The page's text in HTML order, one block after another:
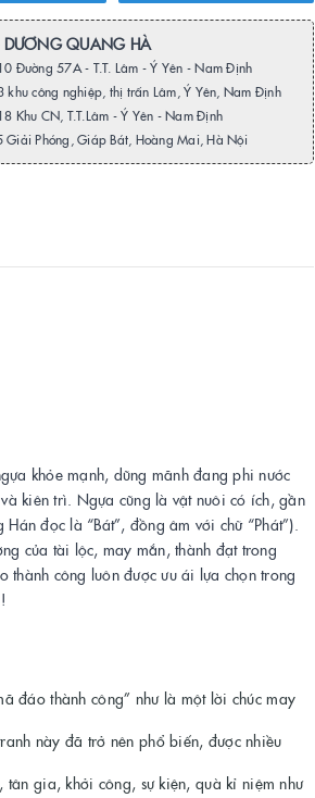
QUANG HÀ
Đường 57A - T.T. Lâm - Ý Yên - Nam Định
khu công nghiệp, thị trấn Lâm, Ý Yên, Nam Định
Khu CN, T.T.Lâm - Ý Yên - Nam Định
Phóng, Giáp Bát, Hoàng Mai, Hà Nội
khỏe mạnh, dũng mãnh đang phi nước
kiên trì. Ngựa cũng là vật nuôi có ích, gần
đọc là “Bát”, đồng âm với chữ “Phát”).
của tài lộc, may mắn, thành đạt trong
thành công luôn được ưu ái lựa chọn trong
đáo thành công” như là một lời chúc may
này đã trở nên phổ biến, được nhiều
gia, khởi công, sự kiện, quà kỉ niệm như